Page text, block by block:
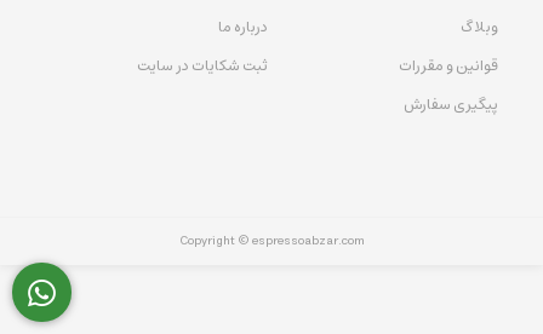
وبلاگ
درباره ما
قوانین و مقررات
ثبت شکایات در سایت
پیگیری سفارش
Copyright © espressoabzar.com